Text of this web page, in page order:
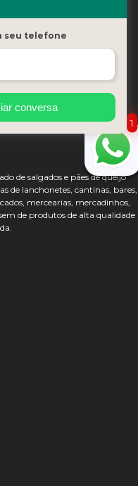
de salgados e pães de queijo
de lanchonetes, cantinas, bares,
mercearias, mercadinhos,
de produtos de alta qualidade
1
seu telefone
conversa